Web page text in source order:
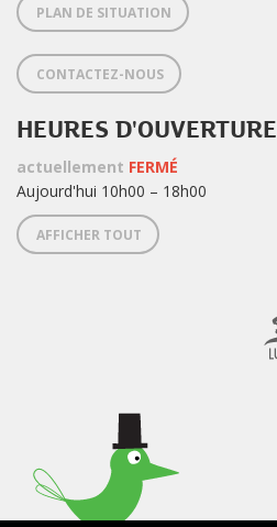
PLAN DE SITUATION
CONTACTEZ-NOUS
HEURES D'OUVERTURE
actuellement FERMÉ
Aujourd'hui 10h00 – 18h00
AFFICHER TOUT